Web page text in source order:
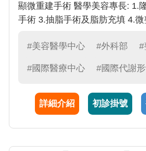
顯微重建手術 醫學美容專長: 1.
手術 3.抽脂手術及脂肪充填 4.
#美容醫學中心 #外科部 #
#國際醫療中心 #國際代謝
詳細介紹 初診掛號